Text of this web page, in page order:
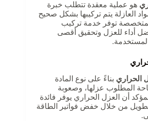
هو عملية معقدة تتطلب خبرة
العازلة يتم تركيبها بشكل صحيح
توفر خدمة تركيب
أداء للعزل وتحقيق أقصى
الحراري بناءً على نوع المادة
المطلوب عزلها، وصعوبة
أن العزل الحراري يوفر فائدة
من خلال خفض فواتير الطاقة